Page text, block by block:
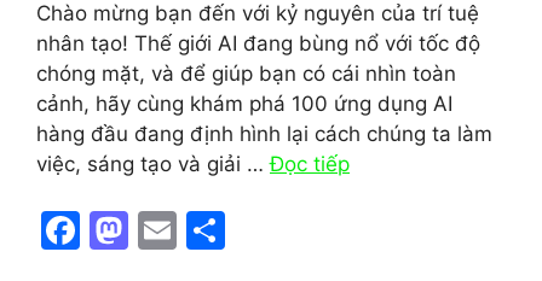
Chào mừng bạn đến với kỷ nguyên của trí tuệ
nhân tạo! Thế giới AI đang bùng nổ với tốc độ
chóng mặt, và để giúp bạn có cái nhìn toàn
cảnh, hãy cùng khám phá 100 ứng dụng AI
hàng đầu đang định hình lại cách chúng ta làm
việc, sáng tạo và giải …Đọc tiếp
F
M E